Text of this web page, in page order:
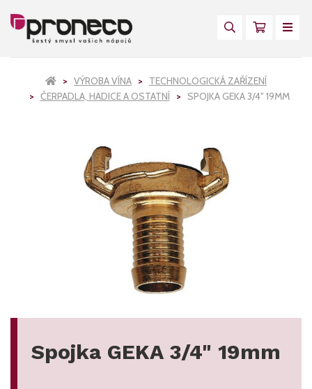
VÝROBA VÍNA
TECHNOLOGICKÁ ZAŘÍZENÍ
ČERPADLA, HADICE A OSTATNÍ
SPOJKA GEKA 3/4" 19MM
Spojka GEKA 3/4" 19mm